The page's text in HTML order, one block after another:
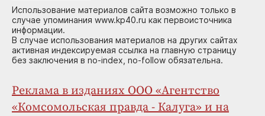
Использование материалов сайта возможно только в
случае упоминания www.kp40.ru как первоисточника
информации.
В случае использования материалов на других сайтах
активная индексируемая ссылка на главную страницу
без заключения в no-index, no-follow обязательна.
Реклама в изданиях ООО «Агентство
«Комсомольская правда - Калуга» и на